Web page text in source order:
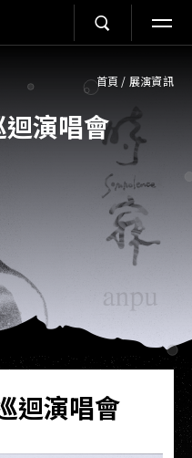
首頁 / 展演資訊
演唱會
迴演唱會